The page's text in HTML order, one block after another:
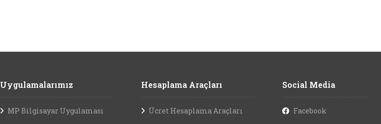
Uygulamalarımız
MP Bilgisayar Uygulaması
Hesaplama Araçları
Ücret Hesaplama Araçları
Social Media
Facebook